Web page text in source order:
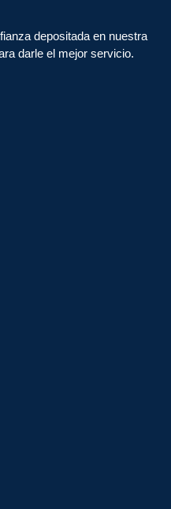
depositada en nuestra
darle el mejor servicio.